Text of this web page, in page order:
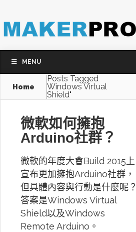
MENU
Home
Posts Tagged
Windows Virtual
Shield"
微軟如何擁抱
Arduino社群？
微軟的年度大會Build 2015上
宣布更加擁抱Arduino社群，
但具體內容與行動是什麼呢？
答案是Windows Virtual
Shield以及Windows
Remote Arduino。